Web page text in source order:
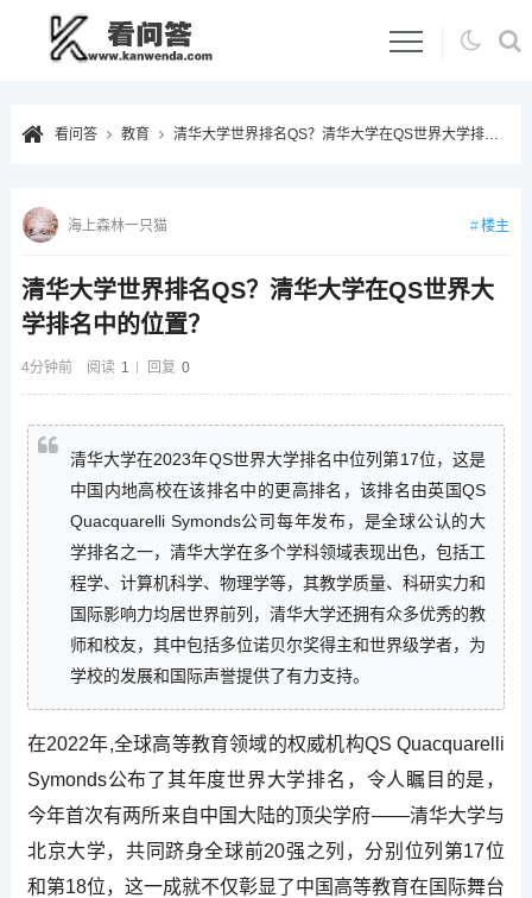
看问答 教育 清华大学世界排名QS？清华大学在QS世界大学排名中的位置？
清华大学世界排名QS？清华大学在QS世界大
学排名中的位置？
4分钟前 阅读 1 回复 0
海上森林一只猫 楼主
清华大学在2023年QS世界大学排名中位列第17位，这是
中国内地高校在该排名中的更高排名，该排名由英国QS
Quacquarelli Symonds公司每年发布，是全球公认的大
学排名之一，清华大学在多个学科领域表现出色，包括工
程学、计算机科学、物理学等，其教学质量、科研实力和
国际影响力均居世界前列，清华大学还拥有众多优秀的教
师和校友，其中包括多位诺贝尔奖得主和世界级学者，为
学校的发展和国际声誉提供了有力支持。
在2022年,全球高等教育领域的权威机构QS Quacquarelli
Symonds公布了其年度世界大学排名，令人瞩目的是，
今年首次有两所来自中国大陆的顶尖学府——清华大学与
北京大学，共同跻身全球前20强之列，分别位列第17位
和第18位，这一成就不仅彰显了中国高等教育在国际舞台